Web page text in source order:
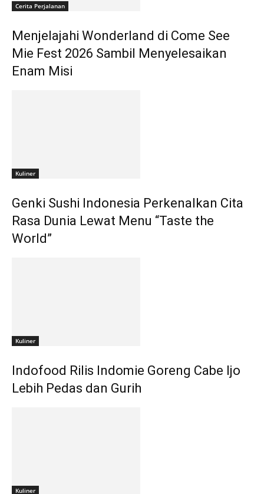
Cerita Perjalanan
Menjelajahi Wonderland di Come See
Mie Fest 2026 Sambil Menyelesaikan
Enam Misi
Kuliner
Genki Sushi Indonesia Perkenalkan Cita
Rasa Dunia Lewat Menu “Taste the
World”
Kuliner
Indofood Rilis Indomie Goreng Cabe Ijo
Lebih Pedas dan Gurih
Kuliner